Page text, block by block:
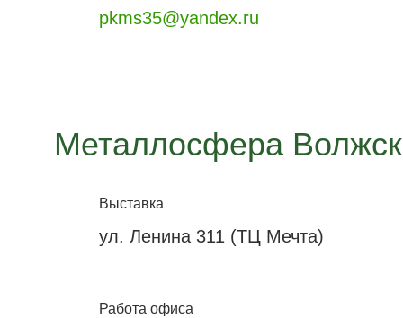
pkms35@yandex.ru
Металлосфера
Выставка
ул. Ленина 311 (ТЦ Мечта)
Работа офиса